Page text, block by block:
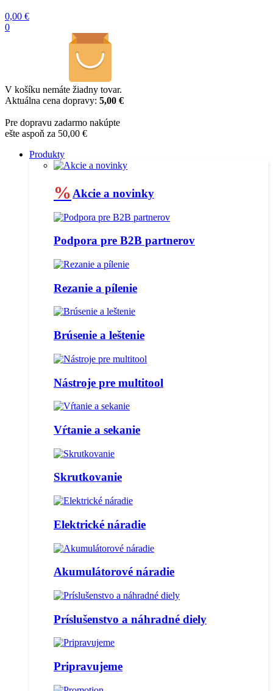
0,00 €
0
V košíku nemáte žiadny tovar.
Aktuálna cena dopravy: 5,00 €
Pre dopravu zadarmo nakúpte
ešte aspoň za 50,00 €
Produkty
% Akcie a novinky
Podpora pre B2B partnerov
Rezanie a pílenie
Brúsenie a leštenie
Nástroje pre multitool
Vŕtanie a sekanie
Skrutkovanie
Elektrické náradie
Akumulátorové náradie
Príslušenstvo a náhradné diely
Pripravujeme